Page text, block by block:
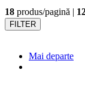
18 produs/pagină |
FILTER
Mai departe